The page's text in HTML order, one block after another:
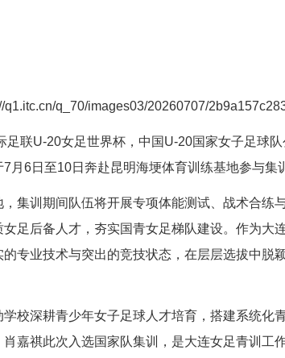
q1.itc.cn/q_70/images03/20260707/
足联U-20女足世界杯，中国U-20国家女子足球
月6日至10日奔赴昆明海埂体育训练基地参与集
集训期间队伍将开展专项体能测试、战术合练
足后备人才，夯实国青女足梯队建设。作为大
专业技术与突出的竞技状态，在层层选拔中脱
校深耕青少年女子足球人才培育，搭建系统化
嘉祺此次入选国家队集训，是大连女足青训工